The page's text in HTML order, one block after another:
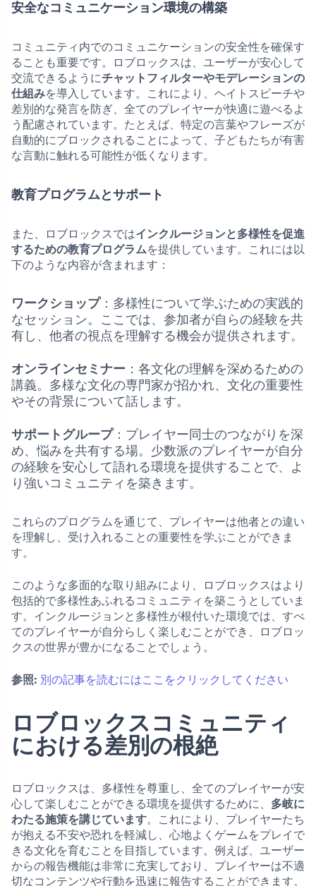
安全なコミュニケーション環境の構築
コミュニティ内でのコミュニケーションの安全性を確保す
ることも重要です。ロブロックスは、ユーザーが安心して
交流できるようにチャットフィルターやモデレーションの
仕組みを導入しています。これにより、ヘイトスピーチや
差別的な発言を防ぎ、全てのプレイヤーが快適に遊べるよ
う配慮されています。たとえば、特定の言葉やフレーズが
自動的にブロックされることによって、子どもたちが有害
な言動に触れる可能性が低くなります。
教育プログラムとサポート
また、ロブロックスではインクルージョンと多様性を促進
するための教育プログラムを提供しています。これには以
下のような内容が含まれます：
ワークショップ：多様性について学ぶための実践的
なセッション。ここでは、参加者が自らの経験を共
有し、他者の視点を理解する機会が提供されます。
オンラインセミナー ：各文化の理解を深めるための
講義。多様な文化の専門家が招かれ、文化の重要性
やその背景について話します。
サポートグループ：プレイヤー同士のつながりを深
め、悩みを共有する場。少数派のプレイヤーが自分
の経験を安心して語れる環境を提供することで、よ
り強いコミュニティを築きます。
これらのプログラムを通じて、プレイヤーは他者との違い
を理解し、受け入れることの重要性を学ぶことができま
す。
このような多面的な取り組みにより、ロブロックスはより
包括的で多様性あふれるコミュニティを築こうとしていま
す。インクルージョンと多様性が根付いた環境では、すべ
てのプレイヤーが自分らしく楽しむことができ、ロブロッ
クスの世界が豊かになることでしょう。
参照: 別の記事を読むにはここをクリックしてください
ロブロックスコミュニティ
における差別の根絶
ロブロックスは、多様性を尊重し、全てのプレイヤーが安
心して楽しむことができる環境を提供するために、 多岐に
わたる施策を講じています。これにより、プレイヤーたち
が抱える不安や恐れを軽減し、心地よくゲームをプレイで
きる文化を育むことを目指しています。例えば、ユーザー
からの報告機能は非常に充実しており、プレイヤーは不適
切なコンテンツや行動を迅速に報告することができます。